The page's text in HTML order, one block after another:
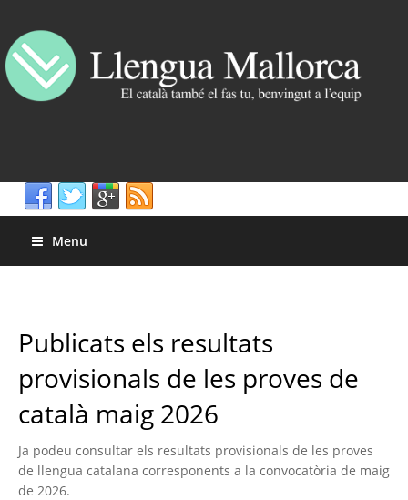
Menu
Publicats els resultats
provisionals de les proves de
català maig 2026
Ja podeu consultar els resultats provisionals de les proves
de llengua catalana corresponents a la convocatòria de maig
de 2026.